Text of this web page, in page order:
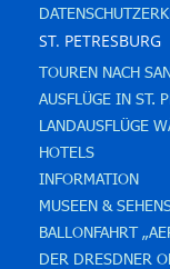
ST. PETRESBURG
TOUREN NACH
AUSFLÜGE IN ST.
LANDAUSFLÜGE
HOTELS
INFORMATION
MUSEEN &
BALLONFAHRT
DER DRESDNER